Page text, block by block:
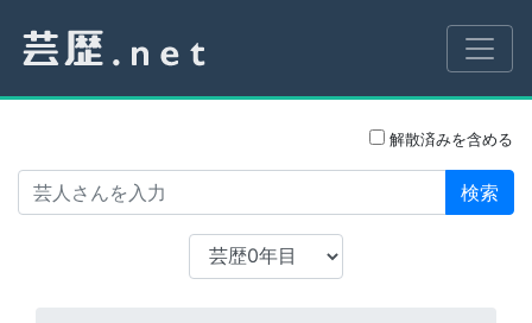
解散済みを含める
検索